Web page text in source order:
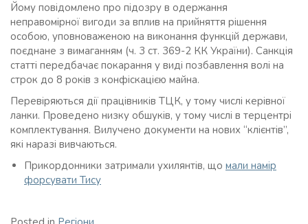
Йому повідомлено про підозру в одержання
неправомірної вигоди за вплив на прийняття рішення
особою, уповноваженою на виконання функцій держави,
поєднане з вимаганням (ч. 3 ст. 369-2 КК України). Санкція
статті передбачає покарання у виді позбавлення волі на
строк до 8 років з конфіскацією майна.
Перевіряються дії працівників ТЦК, у тому числі керівної
ланки. Проведено низку обшуків, у тому числі в терцентрі
комплектування. Вилучено документи на нових “клієнтів”,
які наразі вивчаються.
Прикордонники затримали ухилянтів, що мали намір
форсувати Тису